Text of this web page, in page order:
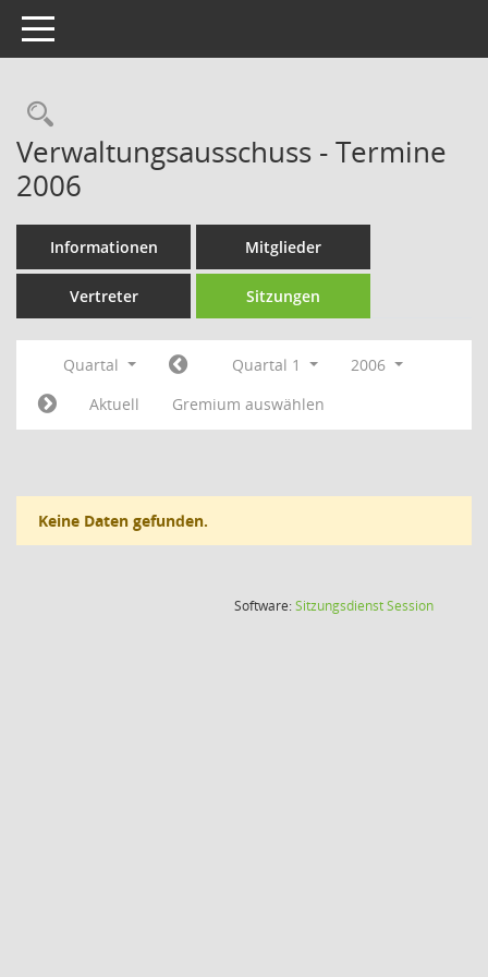
Toggle navigation
Rechercheauswahl
Verwaltungsausschuss - Termine
2006
Informationen Mitglieder
Vertreter Sitzungen
Quartal Quartal 1
2006
Aktuell
Gremium auswählen
Keine Daten gefunden.
Software:SitzungsdienstSession(Wird in